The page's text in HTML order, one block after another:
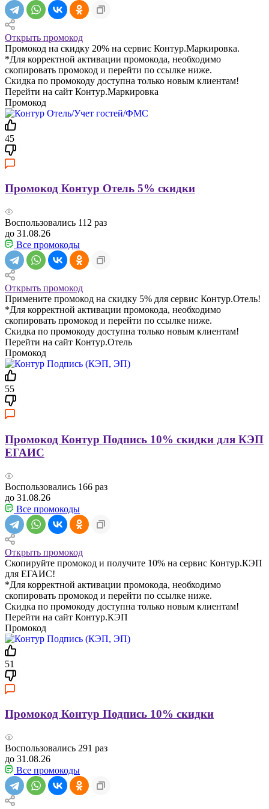
Открыть промокод
Промокод на скидку 20% на сервис Контур.Маркировка.
*Для корректной активации промокода, необходимо
скопировать промокод и перейти по ссылке ниже.
Скидка по промокоду доступна только новым клиентам!
Перейти на сайт Контур.Маркировка
Промокод
45
Промокод Контур Отель 5% скидки
Воспользовались 112 раз
до 31.08.26
Все промокоды
Открыть промокод
Примените промокод на скидку 5% для сервис Контур.Отель!
*Для корректной активации промокода, необходимо
скопировать промокод и перейти по ссылке ниже.
Скидка по промокоду доступна только новым клиентам!
Перейти на сайт Контур.Отель
Промокод
55
Промокод Контур Подпись 10% скидки для КЭП
ЕГАИС
Воспользовались 166 раз
до 31.08.26
Все промокоды
Открыть промокод
Скопируйте промокод и получите 10% на сервис Контур.КЭП
для ЕГАИС!
*Для корректной активации промокода, необходимо
скопировать промокод и перейти по ссылке ниже.
Скидка по промокоду доступна только новым клиентам!
Перейти на сайт Контур.КЭП
Промокод
51
Промокод Контур Подпись 10% скидки
Воспользовались 291 раз
до 31.08.26
Все промокоды